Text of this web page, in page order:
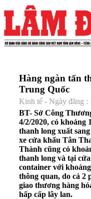
Hàng ngàn tấn
Trung Quốc
Kinh tế - Ngày đăng :
BT- Sở Công
4/2/2020, có khoảng
thanh long xuất
xe cửa khẩu Tân
Thành cũng có
thanh long và tại
container với
thông quan, do cả 2
giao thương hàng
hấp cấp lây lan.